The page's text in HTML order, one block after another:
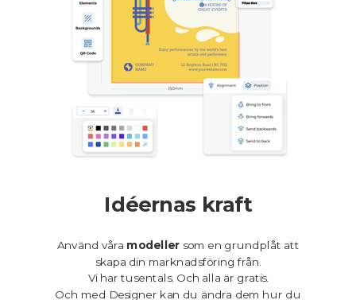
Idéernas kraft
Använd våra modeller som en grundplåt att
skapa din marknadsföring från.
Vi har tusentals. Och alla är gratis.
Och med Designer kan du ändra dem hur du